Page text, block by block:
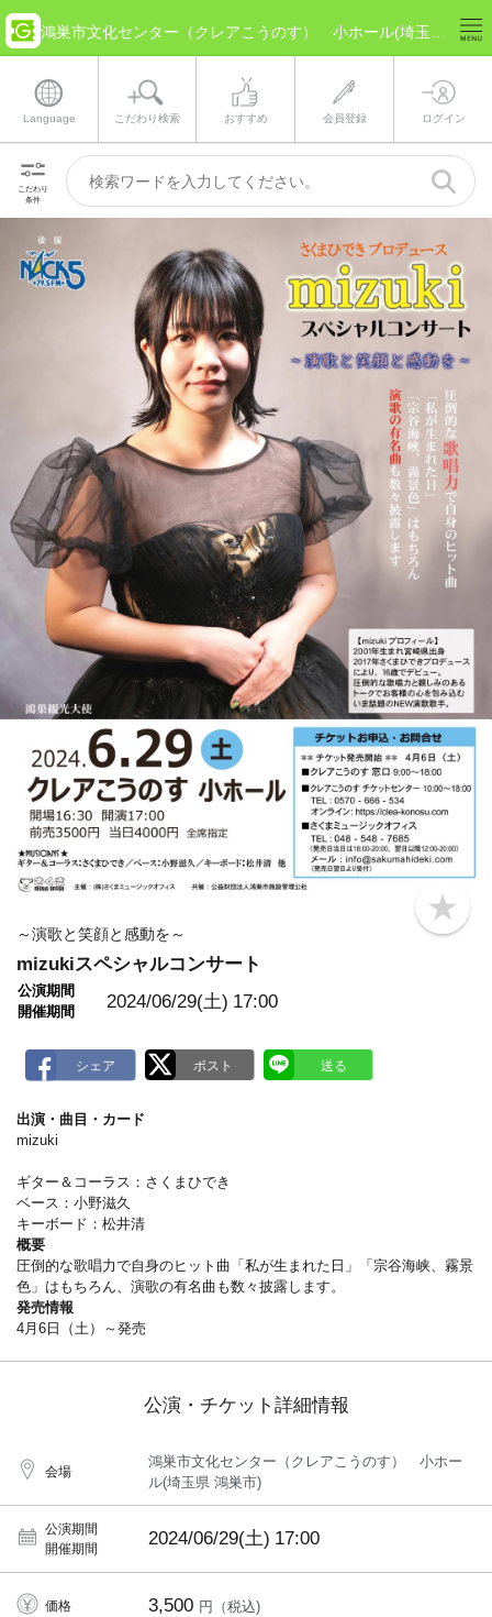
Language こだわり検索 おすすめ 会員登録 ログイン
こだわり
条件
b
o
～演歌と笑顔と感動を～
mizukiスペシャルコンサート
公演期間
開催期間
2024/06/29(土) 17:00
出演・曲目・カード
mizuki
ギター＆コーラス：さくまひでき
ベース：小野滋久
キーボード：松井清
概要
圧倒的な歌唱力で自身のヒット曲「私が生まれた日」「宗谷海峡、霧景
色」はもちろん、演歌の有名曲も数々披露します。
発売情報
4月6日（土）～発売
公演・チケット詳細情報
会場
鴻巣市文化センター（クレアこうのす） 小ホー
ル(埼玉県 鴻巣市)
公演期間
開催期間
2024/06/29(土) 17:00
価格 3,500 円（税込)